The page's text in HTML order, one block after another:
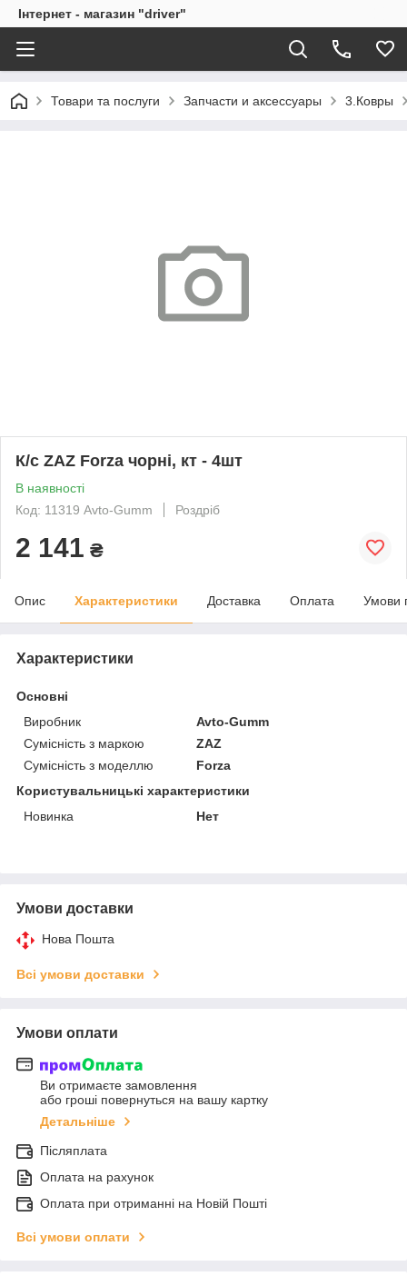
Інтернет - магазин "driver"
Товари та послуги Запчасти и аксессуары 3.Ковры
К/с ZAZ Forza чорні, кт - 4шт
В наявності
Код: 11319 Avto-Gumm
Роздріб
2 141 ₴
Опис Характеристики Доставка Оплата Умови
Характеристики
Основні
Виробник
Avto-Gumm
Сумісність з маркою
ZAZ
Сумісність з моделлю
Forza
Користувальницькі характеристики
Новинка
Нет
Умови доставки
Нова Пошта
Всі умови доставки
Умови оплати
Ви отримаєте замовлення
або гроші повернуться на вашу картку
Детальніше
Післяплата
Оплата на рахунок
Оплата при отриманні на Новій Пошті
Всі умови оплати